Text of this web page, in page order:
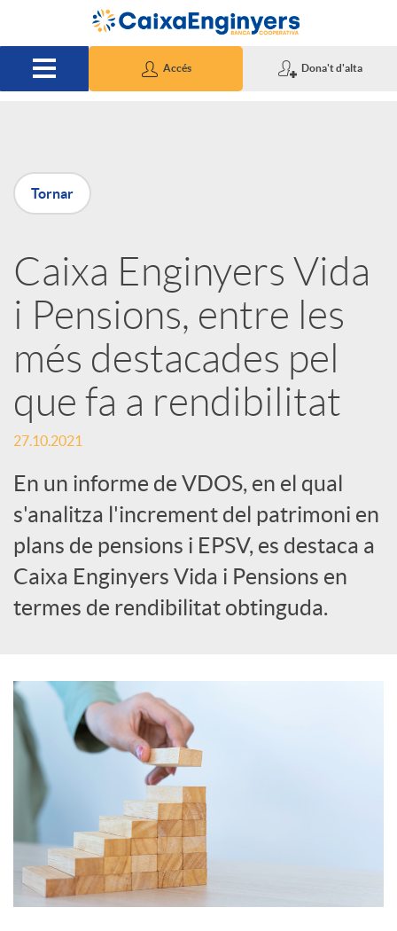
Salta al contingut principal
Accés Dona't d'alta
P
u
b
l
i
c
a
d
o
r
d
e
c
o
Tornar
Caixa Enginyers Vida
i Pensions, entre les
més destacades pel
que fa a rendibilitat
27.10.2021
En un informe de VDOS, en el qual
s'analitza l'increment del patrimoni en
plans de pensions i EPSV, es destaca a
Caixa Enginyers Vida i Pensions en
termes de rendibilitat obtinguda.